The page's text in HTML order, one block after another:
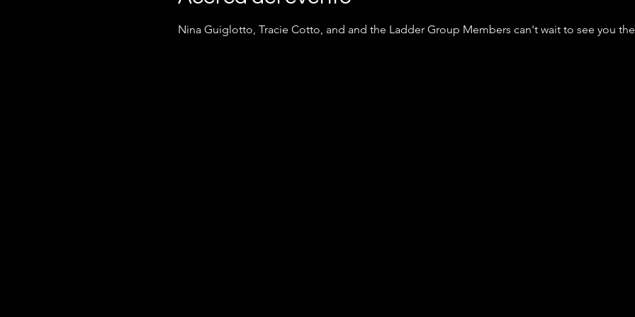
Nina Guiglotto, Tracie Cotto, and and the Ladder Group Members can't wait to see you